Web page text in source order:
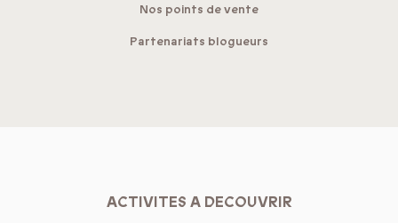
Nos points de vente
Partenariats blogueurs
ACTIVITES A DECOUVRIR